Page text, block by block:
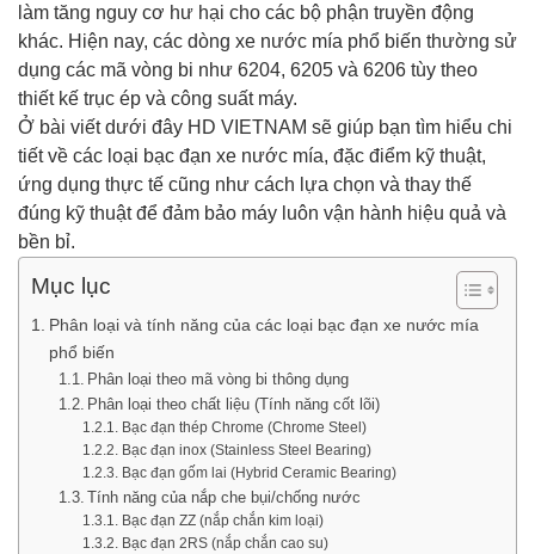
làm tăng nguy cơ hư hại cho các bộ phận truyền động
khác. Hiện nay, các dòng xe nước mía phổ biến thường sử
dụng các mã vòng bi như 6204, 6205 và 6206 tùy theo
thiết kế trục ép và công suất máy.
Ở bài viết dưới đây HD VIETNAM sẽ giúp bạn tìm hiểu chi
tiết về các loại bạc đạn xe nước mía, đặc điểm kỹ thuật,
ứng dụng thực tế cũng như cách lựa chọn và thay thế
đúng kỹ thuật để đảm bảo máy luôn vận hành hiệu quả và
bền bỉ.
Mục lục
Phân loại và tính năng của các loại bạc đạn xe nước mía
phổ biến
Phân loại theo mã vòng bi thông dụng
Phân loại theo chất liệu (Tính năng cốt lõi)
Bạc đạn thép Chrome (Chrome Steel)
Bạc đạn inox (Stainless Steel Bearing)
Bạc đạn gốm lai (Hybrid Ceramic Bearing)
Tính năng của nắp che bụi/chống nước
Bạc đạn ZZ (nắp chắn kim loại)
Bạc đạn 2RS (nắp chắn cao su)